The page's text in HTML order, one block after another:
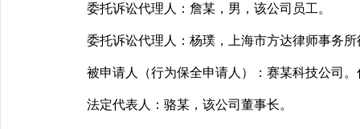
委托诉讼代理人：詹某，男，该公司员工。
委托诉讼代理人：杨璞，上海市方达律师事务所
被申请人（行为保全申请人）：赛某科技公司。
法定代表人：骆某，该公司董事长。